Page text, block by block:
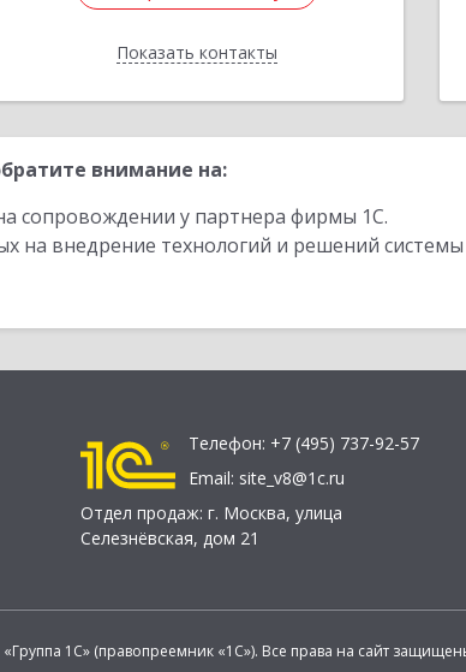
Показать контакты
Отправить заявку
Назад
внимание на:
сопровождении у партнера фирмы 1С.
на внедрение технологий и решений
Телефон: +7 (495) 737-92-57
Email: site_v8@1c.ru
Отдел продаж: г. Москва, улица
Селезнёвская, дом 21
1С» (правопреемник «1С»). Все права на сайт